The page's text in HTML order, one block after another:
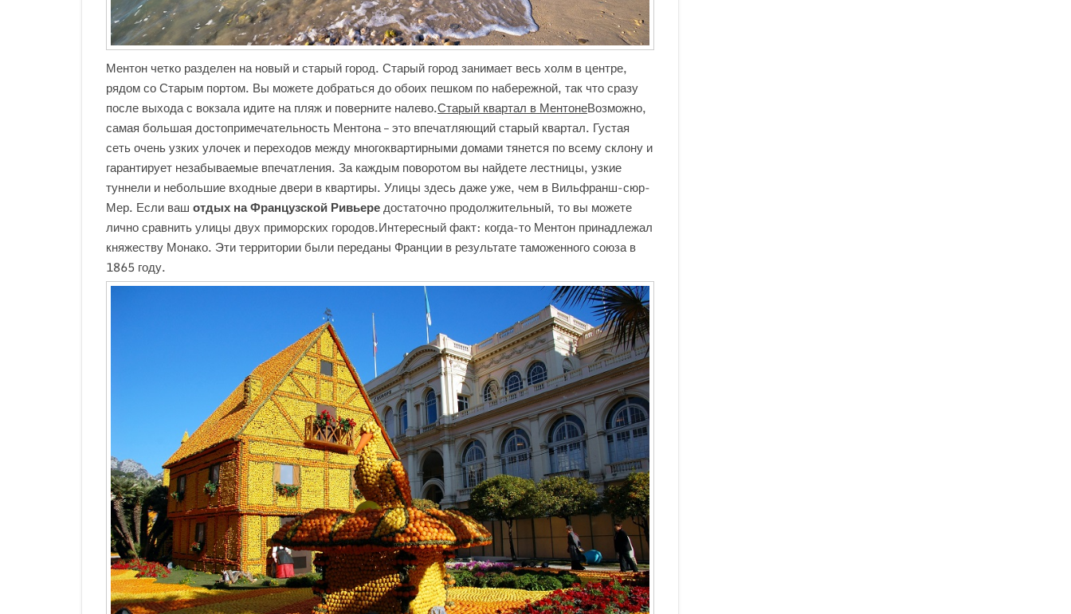
Ментон четко разделен на новый и старый город. Старый город занимает весь холм в центре,
рядом со Старым портом. Вы можете добраться до обоих пешком по набережной, так что сразу
после выхода с вокзала идите на пляж и поверните налево.Старый квартал в МентонеВозможно,
самая большая достопримечательность Ментона – это впечатляющий старый квартал. Густая
сеть очень узких улочек и переходов между многоквартирными домами тянется по всему склону и
гарантирует незабываемые впечатления. За каждым поворотом вы найдете лестницы, узкие
туннели и небольшие входные двери в квартиры. Улицы здесь даже уже, чем в Вильфранш-сюр-
Мер. Если ваш отдых на Французской Ривьередостаточно продолжительный, то вы можете
лично сравнить улицы двух приморских городов.Интересный факт: когда-то Ментон принадлежал
княжеству Монако. Эти территории были переданы Франции в результате таможенного союза в
1865 году.